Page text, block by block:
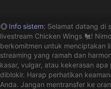
Info sistem: Selamat datang di
livestream Chicken Wings 🐔!
berkomitmen untuk menciptakan
streaming yang ramah dan
kasar, vulgar, atau kekerasan apa
diblokir. Harap perhatikan
Anda. Jangan mentransfer ke